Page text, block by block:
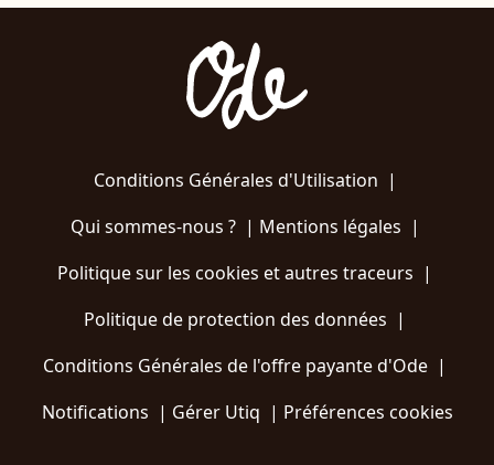
Conditions Générales d'Utilisation |
Qui sommes-nous ?| Mentions légales |
Politique sur les cookies et autres traceurs |
Politique de protection des données |
Conditions Générales de l'offre payante d'Ode |
Notifications | Gérer Utiq | Préférences cookies